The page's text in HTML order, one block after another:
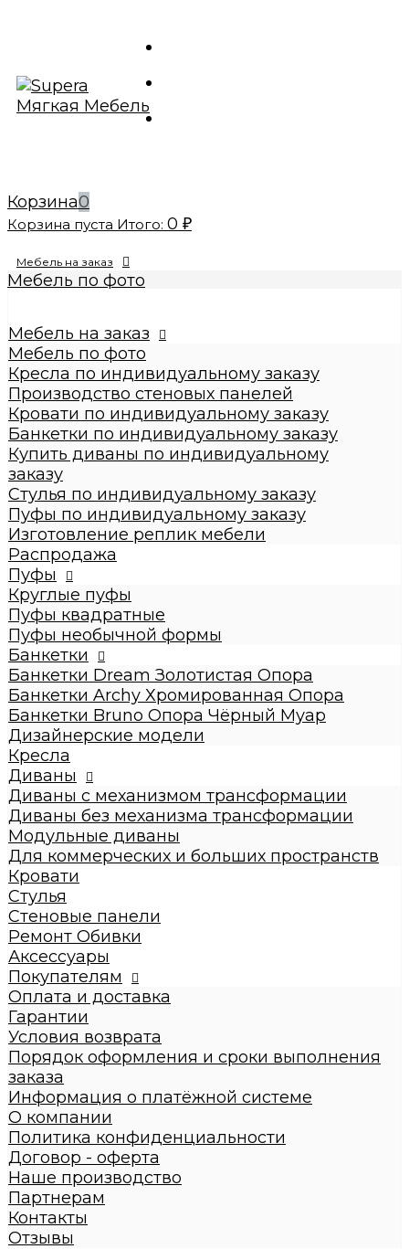
Корзина0
Корзина пуста Итого: 0 ₽
Мебель на заказ
Мебель по фото
Производство стеновых панелей
Кровати по индивидуальному заказу
Банкетки по индивидуальному заказу
Купить диваны по индивидуальному заказу
Стулья по индивидуальному заказу
Пуфы по индивидуальному заказу
Пуфы
Круглые пуфы
Большие 60x60x50см
Средние 43x43x45см
Малые круглые 35x35x42см
Пуфы квадратные
Dream
Archy
Другие модели (с принтом, букле,
антивандальные, кожзам и т.п.)
Пуфы необычной формы
Банкетки
Банкетки Dream Золотистая Опора
Банкетки Archy Хромированная Опора
Банкетки Bruno Опора Чёрный Муар
Дизайнерские модели
Кресла
Диваны
Диваны с механизмом трансформации
Диваны без механизма трансформации
Модульные диваны
Для коммерческих и больших пространств
Кровати
Детские кровати
Кровати взрослые
Стулья
Стеновые панели
Ремонт Обивки
Галерея
Мебель на заказ
Мебель по фото
Кресла по индивидуальному заказу
Производство стеновых панелей
Кровати по индивидуальному заказу
Банкетки по индивидуальному заказу
Купить диваны по индивидуальному
заказу
Стулья по индивидуальному заказу
Пуфы по индивидуальному заказу
Изготовление реплик мебели
Распродажа
Пуфы
Круглые пуфы
Пуфы квадратные
Пуфы необычной формы
Банкетки
Банкетки Dream Золотистая Опора
Банкетки Archy Хромированная Опора
Банкетки Bruno Опора Чёрный Муар
Дизайнерские модели
Кресла
Диваны
Диваны с механизмом трансформации
Диваны без механизма трансформации
Модульные диваны
Для коммерческих и больших пространств
Кровати
Стулья
Стеновые панели
Ремонт Обивки
Аксессуары
Покупателям
Оплата и доставка
Гарантии
Условия возврата
Порядок оформления и сроки выполнения
заказа
Информация о платёжной системе
О компании
Политика конфиденциальности
Договор - оферта
Наше производство
Партнерам
Контакты
Отзывы